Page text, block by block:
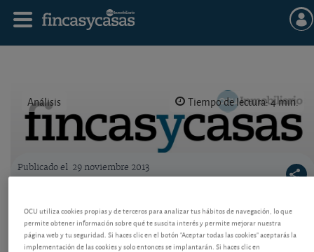
Análisis Tiempo de lectura: 4 min.
Logo OCU inmobiliario
Publicado el 29 noviembre 2013
Actualización de precios en Madrid: dos
barrios baratos
Analizando la rentabilidad por alquileres a los
OCU utiliza cookies propias y de terceros para analizar tus hábitos de navegación, lo que
permite obtener información sobre qué te suscita interés y permite mejorar nuestra
página web y tu seguridad. Si haces clic en el botón "Aceptar todas las cookies" aceptarás la
implementación de las cookies y solo entonces se implantarán. Si haces clic en